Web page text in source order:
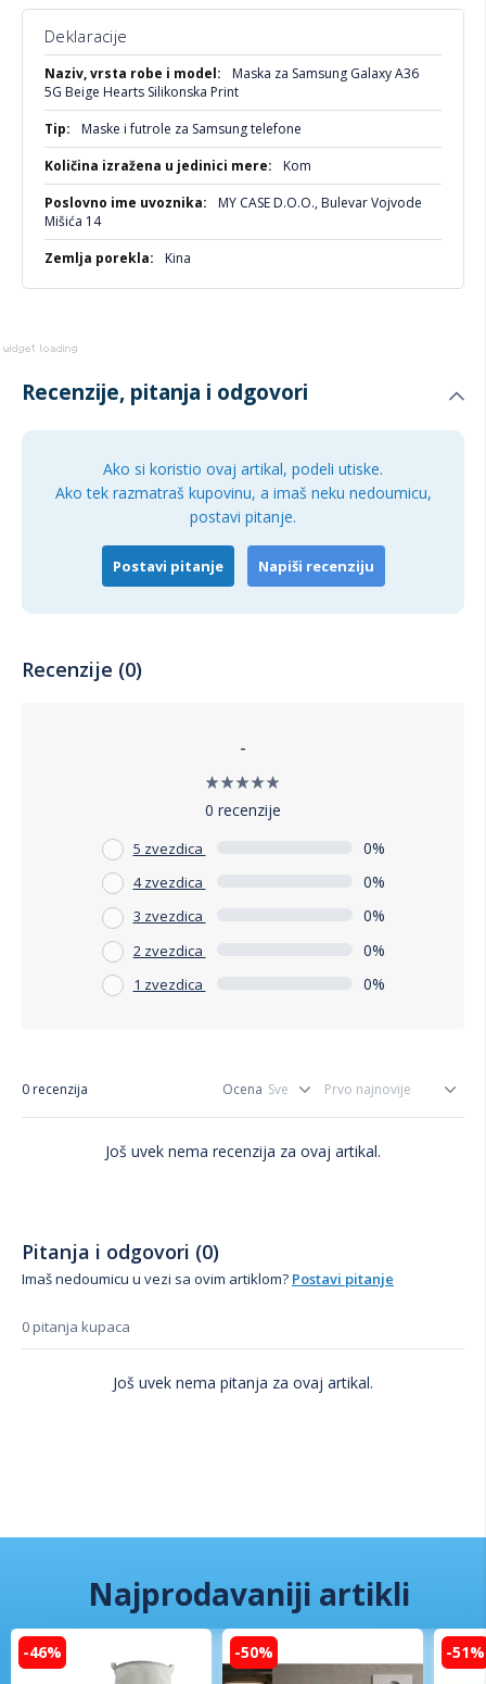
5G
Idealna za:
Svakoga ko voli da se izrazi kroz stil!
One koji žele pouzdanu zaštitu uz dozu romantike!
Deklaracije
Više
informacija
Maska za Samsung Galaxy A36
5G Beige Hearts Silikonska Print
Maske i futrole za Samsung telefone
Kom
MY CASE D.O.O., Bulevar Vojvode
Mišića 14
Kina
Recenzije, pitanja i odgovori
Ako si koristio ovaj artikal, podeli utiske.
Ako tek razmatraš kupovinu, a imaš neku nedoumicu,
postavi pitanje.
Postavi pitanje Napiši recenziju
Recenzije (0)
-
0 recenzije
5 zvezdica 0%
4 zvezdica 0%
3 zvezdica 0%
2 zvezdica 0%
1 zvezdica 0%
0 recenzija Ocena
Još uvek nema recenzija za ovaj artikal.
Pitanja i odgovori (0)
Imaš nedoumicu u vezi sa ovim artiklom? Postavi pitanje
0 pitanja kupaca
Još uvek nema pitanja za ovaj artikal.
Najprodavaniji artikli
-46% -50% -51%